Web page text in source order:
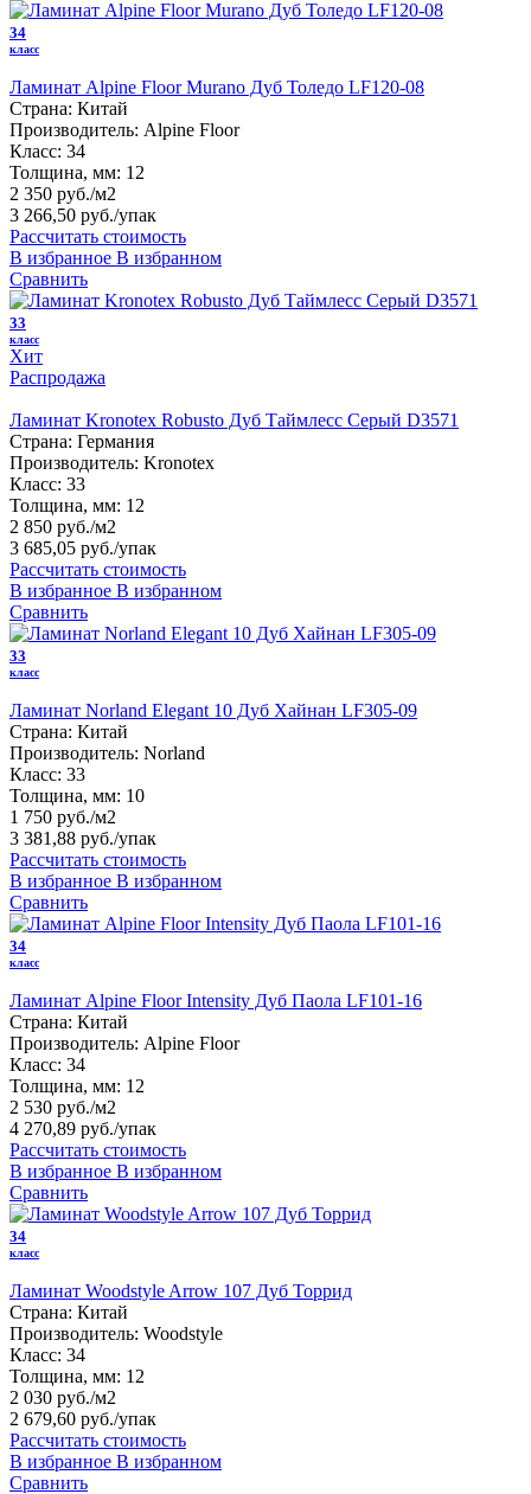
34
класс
Ламинат Alpine Floor Murano Дуб Толедо LF120-08
Страна: Китай
Производитель: Alpine Floor
Класс: 34
Толщина, мм: 12
2 350 руб./м2
3 266,50 руб./упак
Рассчитать стоимость
В избранное В избранном
Сравнить
33
класс
Хит
Распродажа
Ламинат Kronotex Robusto Дуб Таймлесс Серый D3571
Страна: Германия
Производитель: Kronotex
Класс: 33
Толщина, мм: 12
2 850 руб./м2
3 685,05 руб./упак
Рассчитать стоимость
В избранное В избранном
Сравнить
33
класс
Ламинат Norland Elegant 10 Дуб Хайнан LF305-09
Страна: Китай
Производитель: Norland
Класс: 33
Толщина, мм: 10
1 750 руб./м2
3 381,88 руб./упак
Рассчитать стоимость
В избранное В избранном
Сравнить
34
класс
Ламинат Alpine Floor Intensity Дуб Паола LF101-16
Страна: Китай
Производитель: Alpine Floor
Класс: 34
Толщина, мм: 12
2 530 руб./м2
4 270,89 руб./упак
Рассчитать стоимость
В избранное В избранном
Сравнить
34
класс
Ламинат Woodstyle Arrow 107 Дуб Торрид
Страна: Китай
Производитель: Woodstyle
Класс: 34
Толщина, мм: 12
2 030 руб./м2
2 679,60 руб./упак
Рассчитать стоимость
В избранное В избранном
Сравнить